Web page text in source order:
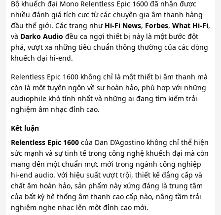
Bộ khuếch đại Mono Relentless Epic 1600 đã nhận được
nhiều đánh giá tích cực từ các chuyên gia âm thanh hàng
đầu thế giới. Các trang như Hi-Fi News, Forbes, What Hi-Fi,
và Darko Audio đều ca ngợi thiết bị này là một bước đột
phá, vượt xa những tiêu chuẩn thông thường của các dòng
khuếch đại hi-end.
Relentless Epic 1600 không chỉ là một thiết bị âm thanh mà
còn là một tuyên ngôn về sự hoàn hảo, phù hợp với những
audiophile khó tính nhất và những ai đang tìm kiếm trải
nghiệm âm nhạc đỉnh cao.
Kết luận
Relentless Epic 1600 của Dan D’Agostino không chỉ thể hiện
sức mạnh và sự tinh tế trong công nghệ khuếch đại mà còn
mang đến một chuẩn mực mới trong ngành công nghiệp
hi-end audio. Với hiệu suất vượt trội, thiết kế đẳng cấp và
chất âm hoàn hảo, sản phẩm này xứng đáng là trung tâm
của bất kỳ hệ thống âm thanh cao cấp nào, nâng tầm trải
nghiệm nghe nhạc lên một đỉnh cao mới.